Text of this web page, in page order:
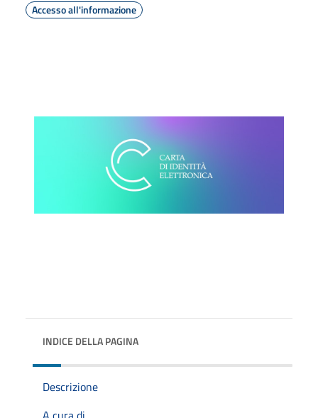
Accesso all'informazione
INDICE DELLA PAGINA
Descrizione